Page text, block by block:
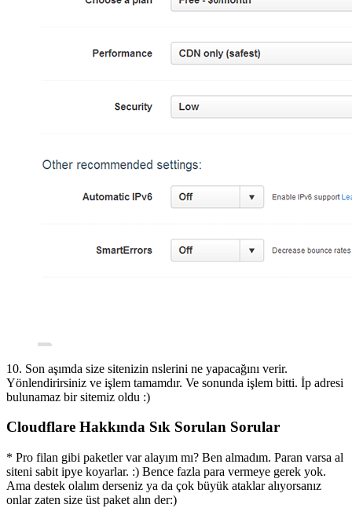
10. Son aşımda size sitenizin nslerini ne yapacağını verir.
Yönlendirirsiniz ve işlem tamamdır. Ve sonunda işlem bitti. İp adresi
bulunamaz bir sitemiz oldu :)
Cloudflare Hakkında Sık Sorulan Sorular
* Pro filan gibi paketler var alayım mı? Ben almadım. Paran varsa al
siteni sabit ipye koyarlar. :) Bence fazla para vermeye gerek yok.
Ama destek olalım derseniz ya da çok büyük ataklar alıyorsanız
onlar zaten size üst paket alın der:)